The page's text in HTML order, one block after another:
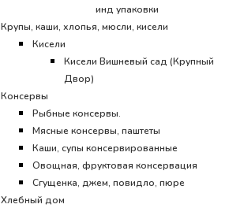
инд упаковки
Крупы, каши, хлопья, мюсли, кисели
Кисели
Кисели Вишневый сад (Крупный
Двор)
Консервы
Рыбные консервы.
Мясные консервы, паштеты
Каши, супы консервированные
Овощная, фруктовая консервация
Сгущенка, джем, повидло, пюре
Хлебный дом